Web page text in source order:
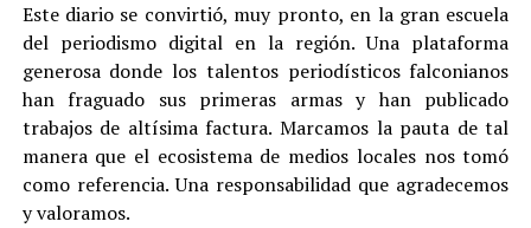
Este diario se convirtió, muy pronto, en la gran escuela
del periodismo digital en la región. Una plataforma
generosa donde los talentos periodísticos falconianos
han fraguado sus primeras armas y han publicado
trabajos de altísima factura. Marcamos la pauta de tal
manera que el ecosistema de medios locales nos tomó
como referencia. Una responsabilidad que agradecemos
y valoramos.